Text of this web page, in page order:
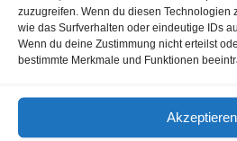
zuzugreifen. Wenn du diesen Technologien
wie das Surfverhalten oder eindeutige IDs
Wenn du deine Zustimmung nicht erteilst
bestimmte Merkmale und Funktionen
Akzeptieren
Anbei ist das ausführliche
Mitlgiedsversammlung.
Mitgliederversammlung vom